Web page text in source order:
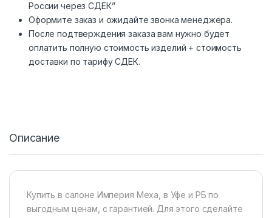
России через СДЕК”
Оформите заказ и ожидайте звонка менеджера.
После подтверждения заказа вам нужно будет
оплатить полную стоимость изделий + стоимость
доставки по тарифу СДЕК.
Описание
Купить в салоне Империя Меха, в Уфе и РБ по
выгодным ценам, с гарантией. Для этого сделайте